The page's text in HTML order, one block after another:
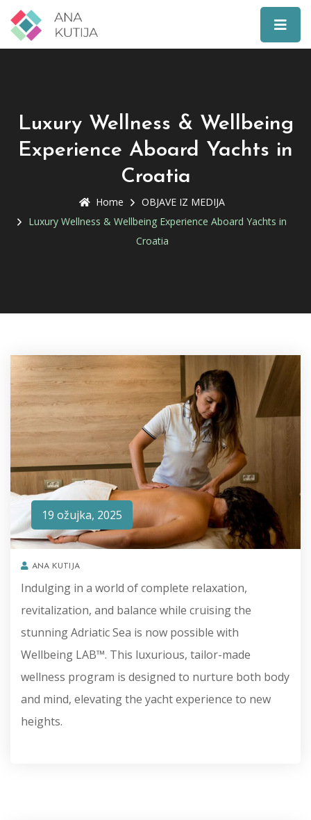
Luxury Wellness & Wellbeing
Experience Aboard Yachts in
Croatia
Home
OBJAVE IZ MEDIJA
Luxury Wellness & Wellbeing Experience Aboard Yachts in
Croatia
19 ožujka, 2025
ANA KUTIJA
Indulging in a world of complete relaxation,
revitalization, and balance while cruising the
stunning Adriatic Sea is now possible with
Wellbeing LAB™. This luxurious, tailor-made
wellness program is designed to nurture both body
and mind, elevating the yacht experience to new
heights.